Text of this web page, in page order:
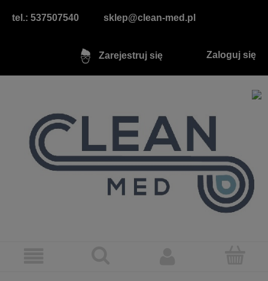
tel.: 537507540 sklep@clean-med.pl
Zarejestruj się Zaloguj się